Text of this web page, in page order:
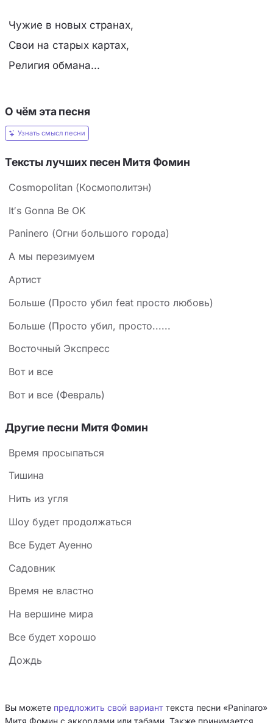
Чужие в новых странах,
Свои на старых картах,
Религия обмана...
О чём эта песня
Узнать смысл песни
Тексты лучших песен Митя Фомин
Cosmopolitan (Космополитэн)
It′s Gonna Be OK
Paninero (Огни большого города)
А мы перезимуем
Артист
Больше (Просто убил feat просто любовь)
Больше (Просто убил, просто......
Восточный Экспресс
Вот и все
Вот и все (Февраль)
Другие песни Митя Фомин
Время просыпаться
Тишина
Нить из угля
Шоу будет продолжаться
Все Будет Ауенно
Садовник
Время не властно
На вершине мира
Все будет хорошо
Дождь
Вы можете предложить свой вариант текста песни «Paninaro»
Митя Фомин с аккордами или табами. Также принимается